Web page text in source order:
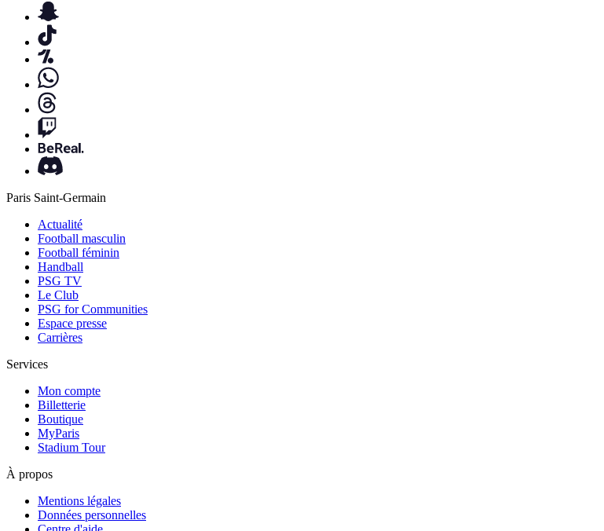
Paris Saint-Germain
Actualité
Football masculin
Football féminin
Handball
PSG TV
Le Club
PSG for Communities
Espace presse
Carrières
Services
Mon compte
Billetterie
Boutique
MyParis
Stadium Tour
À propos
Mentions légales
Données personnelles